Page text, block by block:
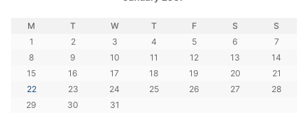
M T W T F S
S
1
2 3 4 5 6
7
8
9 10 11 12 13
14
15
16 17 18 19 20
21
22
23 24 25 26 27
28
29
30 31